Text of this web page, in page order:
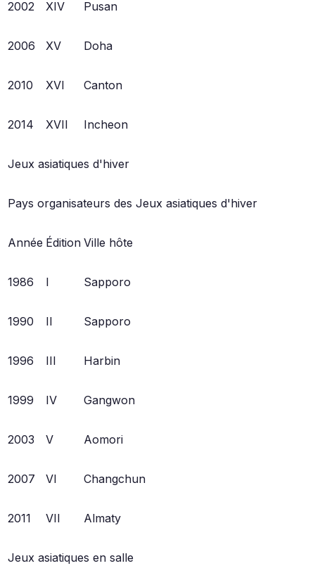
2002 XIV Pusan
2006 XV Doha
2010 XVI Canton
2014 XVII Incheon
Jeux asiatiques d'hiver
Pays organisateurs des Jeux asiatiques d'hiver
Année Édition Ville hôte
1986 I Sapporo
1990 II Sapporo
1996 III Harbin
1999 IV Gangwon
2003 V Aomori
2007 VI Changchun
2011 VII Almaty
Jeux asiatiques en salle